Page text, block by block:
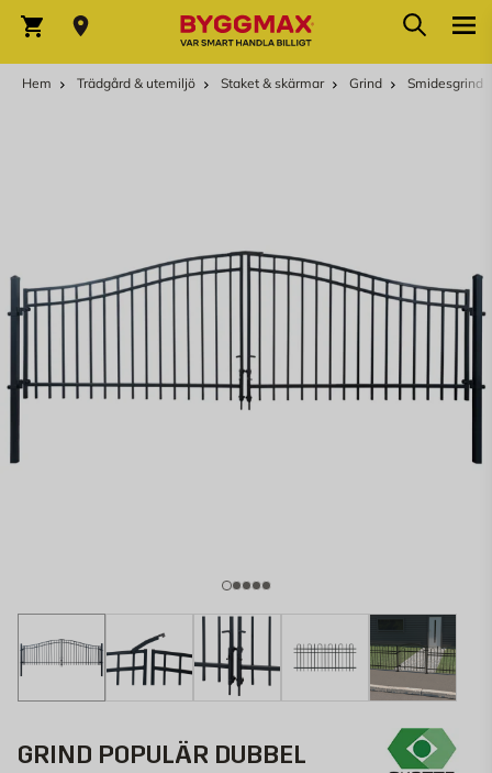
Varukorg Sök
Hem Trädgård & utemiljö Staket & skärmar Grind Smidesgrind
GRIND POPULÄR DUBBEL